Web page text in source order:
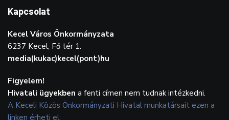
Kapcsolat
Kecel Város Önkormányzata
6237 Kecel, Fő tér 1.
media(kukac)kecel(pont)hu
Figyelem!
Hivatali ügyekben a fenti címen nem tudnak intézkedni.
A Keceli Közös Önkormányzati Hivatal munkatársait ezen a
linken érheti el: